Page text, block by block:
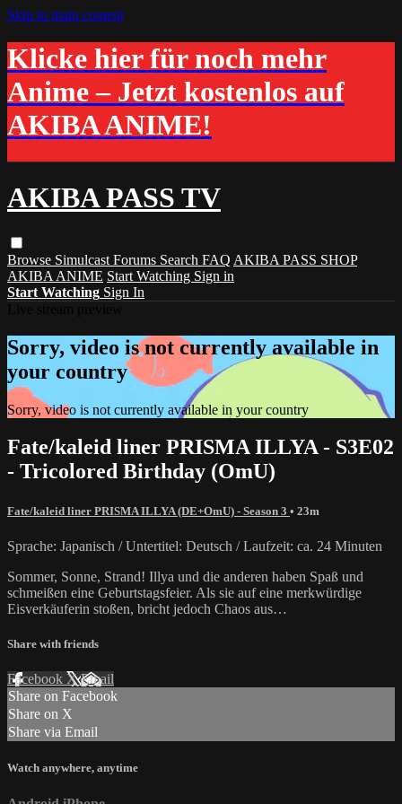
Skip to main content
Klicke hier für noch mehr
Anime – Jetzt kostenlos auf
AKIBA ANIME!
AKIBA PASS TV
Browse Simulcast Forums Search FAQ AKIBA PASS SHOP
AKIBA ANIME Start Watching Sign in
Start Watching Sign In
Sorry, video is not currently available in
your country
Sorry, video is not currently available in your country
Fate/kaleid liner PRISMA ILLYA - S3E02
- Tricolored Birthday (OmU)
Fate/kaleid liner PRISMA ILLYA (DE+OmU) - Season 3 • 23m
Sprache: Japanisch / Untertitel: Deutsch / Laufzeit: ca. 24 Minuten
Sommer, Sonne, Strand! Illya und die anderen haben Spaß und
schmeißen eine Geburtstagsfeier. Als sie auf eine merkwürdige
Eisverkäuferin stoßen, bricht jedoch Chaos aus…
Share with friends
Facebook XEmail
Share on Facebook
Share on X
Share via Email
Watch anywhere, anytime